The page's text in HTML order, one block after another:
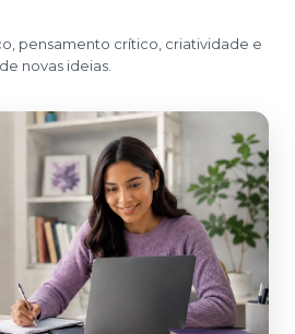
pensamento crítico, criatividade e
novas ideias.